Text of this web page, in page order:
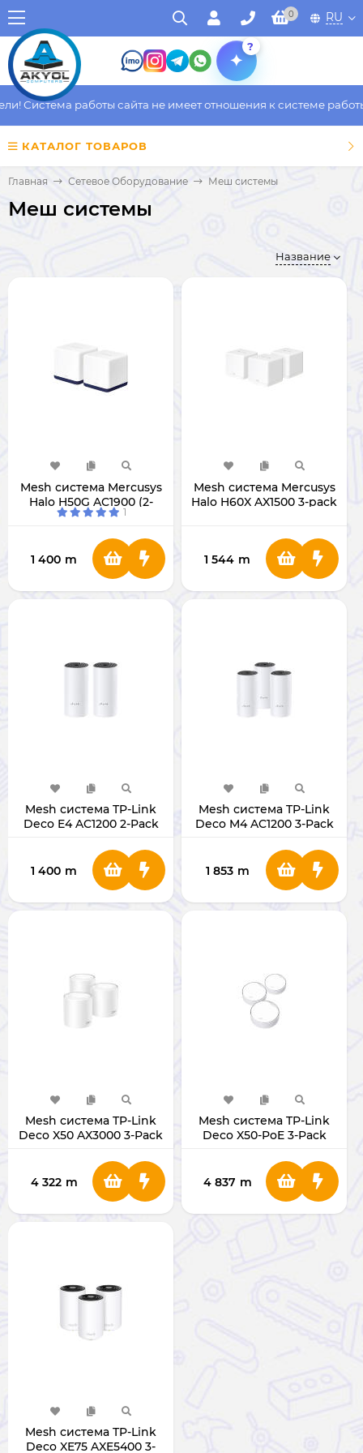
0 RU
?
Система работы сайта не имеет отношения к системе работы
КАТАЛОГ ТОВАРОВ
Главная Сетевое Оборудование Меш системы
Меш системы
Название
Mesh система Mercusys
Halo H50G AC1900 (2-
Pack)
1
1 400 m
Mesh система Mercusys
Halo H60X AX1500 3-pack
1 544 m
Mesh система TP-Link
Deco E4 AC1200 2-Pack
1 400 m
Mesh система TP-Link
Deco M4 AC1200 3-Pack
1 853 m
Mesh система TP-Link
Deco X50 AX3000 3-Pack
4 322 m
Mesh система TP-Link
Deco X50-PoE 3-Pack
4 837 m
Mesh система TP-Link
Deco XE75 AXE5400 3-